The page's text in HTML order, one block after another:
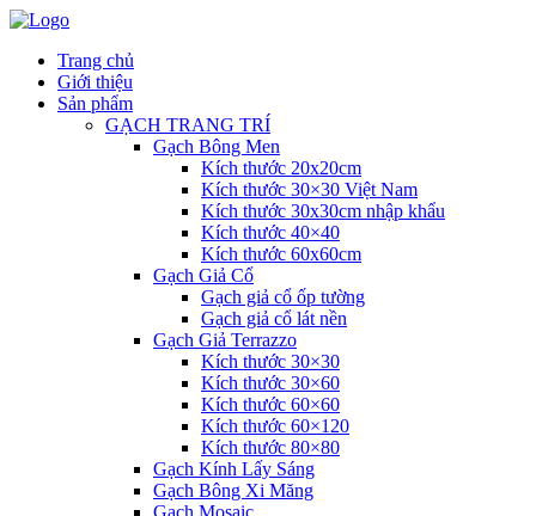
Trang chủ
Giới thiệu
Sản phẩm
GẠCH TRANG TRÍ
Gạch Bông Men
Kích thước 20x20cm
Kích thước 30×30 Việt Nam
Kích thước 30x30cm nhập khẩu
Kích thước 40×40
Kích thước 60x60cm
Gạch Giả Cổ
Gạch giả cổ ốp tường
Gạch giả cổ lát nền
Gạch Giả Terrazzo
Kích thước 30×30
Kích thước 30×60
Kích thước 60×60
Kích thước 60×120
Kích thước 80×80
Gạch Kính Lấy Sáng
Gạch Bông Xi Măng
Gạch Mosaic